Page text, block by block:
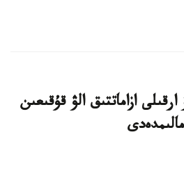
ازاماتتىق الۋ قۇقىعىن